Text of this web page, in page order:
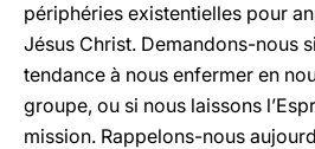
périphéries existentielles pour
Jésus Christ. Demandons-nous
tendance à nous enfermer en
groupe, ou si nous laissons
mission. Rappelons-nous